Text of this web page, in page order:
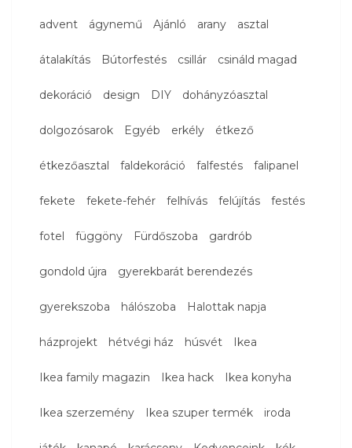
advent ágynemű Ajánló arany asztal
átalakítás Bútorfestés csillár csináld magad
dekoráció design DIY dohányzóasztal
dolgozósarok Egyéb erkély étkező
étkezőasztal faldekoráció falfestés falipanel
fekete fekete-fehér felhívás felújítás festés
fotel függöny Fürdőszoba gardrób
gondold újra gyerekbarát berendezés
gyerekszoba hálószoba Halottak napja
házprojekt hétvégi ház húsvét Ikea
Ikea family magazin Ikea hack Ikea konyha
Ikea szerzemény Ikea szuper termék iroda